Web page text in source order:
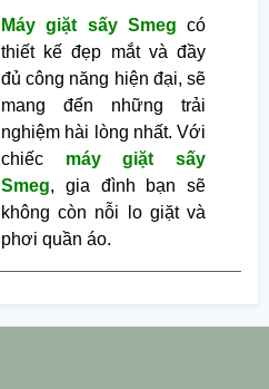
Máy giặt sấy Smeg có
thiết kế đẹp mắt và đầy
đủ công năng hiện đại, sẽ
mang đến những trải
nghiệm hài lòng nhất. Với
chiếc máy giặt sấy
Smeg, gia đình bạn sẽ
không còn nỗi lo giặt và
phơi quần áo.